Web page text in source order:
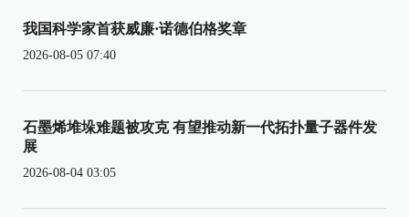
我国科学家首获威廉·诺德伯格奖章
2026-08-05 07:40
石墨烯堆垛难题被攻克 有望推动新一代拓扑量子器件发
展
2026-08-04 03:05